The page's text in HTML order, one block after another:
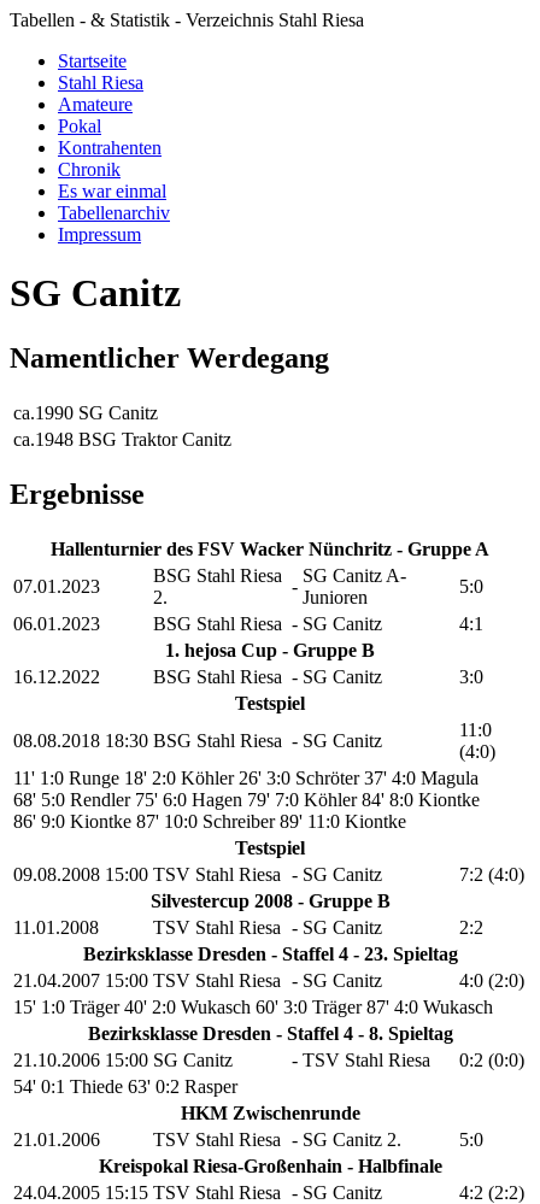
Tabellen - & Statistik - Verzeichnis Stahl Riesa
Startseite
Stahl Riesa
Amateure
Pokal
Kontrahenten
Chronik
Es war einmal
Tabellenarchiv
Impressum
SG Canitz
Namentlicher Werdegang
ca.1990 SG Canitz
ca.1948 BSG Traktor Canitz
Ergebnisse
Hallenturnier des FSV Wacker Nünchritz - Gruppe A
07.01.2023
BSG Stahl Riesa
2.
-
SG Canitz A-
Junioren
5:0
06.01.2023
BSG Stahl Riesa - SG Canitz
4:1
1. hejosa Cup - Gruppe B
16.12.2022
BSG Stahl Riesa - SG Canitz
3:0
Testspiel
08.08.2018 18:30 BSG Stahl Riesa - SG Canitz
11:0
(4:0)
11' 1:0 Runge 18' 2:0 Köhler 26' 3:0 Schröter37' 4:0 Magula
68' 5:0 Rendler 75' 6:0 Hagen 79' 7:0 Köhler84' 8:0 Kiontke
86' 9:0 Kiontke 87' 10:0 Schreiber89' 11:0 Kiontke
Testspiel
09.08.2008 15:00 TSV Stahl Riesa - SG Canitz
7:2 (4:0)
Silvestercup 2008 - Gruppe B
11.01.2008
TSV Stahl Riesa - SG Canitz
2:2
Bezirksklasse Dresden - Staffel 4 - 23. Spieltag
21.04.2007 15:00 TSV Stahl Riesa - SG Canitz
4:0 (2:0)
15' 1:0 Träger40' 2:0 Wukasch 60' 3:0 Träger87' 4:0 Wukasch
Bezirksklasse Dresden - Staffel 4 - 8. Spieltag
21.10.2006 15:00 SG Canitz - TSV Stahl Riesa
0:2 (0:0)
54' 0:1 Thiede 63' 0:2 Rasper
HKM Zwischenrunde
21.01.2006
TSV Stahl Riesa - SG Canitz 2.
5:0
Kreispokal Riesa-Großenhain - Halbfinale
24.04.2005 15:15 TSV Stahl Riesa - SG Canitz
4:2 (2:2)